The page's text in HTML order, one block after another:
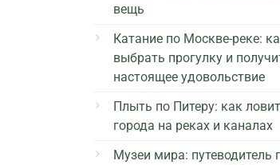
вещь
Катание по Москве-реке:
выбрать прогулку и
настоящее удовольствие
Плыть по Питеру: как
города на реках и каналах
Музеи мира: путеводитель